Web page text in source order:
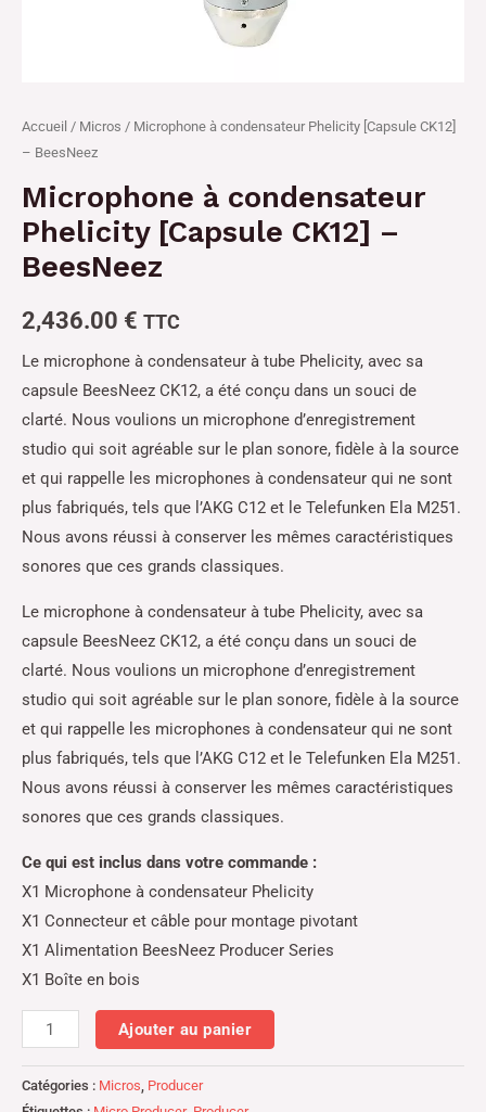
Accueil / Micros / Microphone à condensateur Phelicity [Capsule CK12]
– BeesNeez
Microphone à condensateur
Phelicity [Capsule CK12] –
BeesNeez
2,436.00 € TTC
Le microphone à condensateur à tube Phelicity, avec sa
capsule BeesNeez CK12, a été conçu dans un souci de
clarté. Nous voulions un microphone d’enregistrement
studio qui soit agréable sur le plan sonore, fidèle à la source
et qui rappelle les microphones à condensateur qui ne sont
plus fabriqués, tels que l’AKG C12 et le Telefunken Ela M251.
Nous avons réussi à conserver les mêmes caractéristiques
sonores que ces grands classiques.
Le microphone à condensateur à tube Phelicity, avec sa
capsule BeesNeez CK12, a été conçu dans un souci de
clarté. Nous voulions un microphone d’enregistrement
studio qui soit agréable sur le plan sonore, fidèle à la source
et qui rappelle les microphones à condensateur qui ne sont
plus fabriqués, tels que l’AKG C12 et le Telefunken Ela M251.
Nous avons réussi à conserver les mêmes caractéristiques
sonores que ces grands classiques.
Ce qui est inclus dans votre commande :
X1 Microphone à condensateur Phelicity
X1 Connecteur et câble pour montage pivotant
X1 Alimentation BeesNeez Producer Series
X1 Boîte en bois
Ajouter au panier
Catégories : Micros, Producer